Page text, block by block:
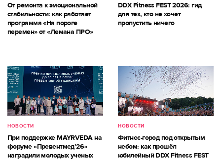
От ремонта к эмоциональной
стабильности: как работает
программа «На пороге
перемен» от «Лемана ПРО»
DDX Fitness FEST 2026: гид
для тех, кто не хочет
пропустить ничего
НОВОСТИ
При поддержке MAYRVEDA на
форуме «Превентмед’26»
наградили молодых ученых
НОВОСТИ
Фитнес-город под открытым
небом: как прошёл
юбилейный DDX Fitness FEST